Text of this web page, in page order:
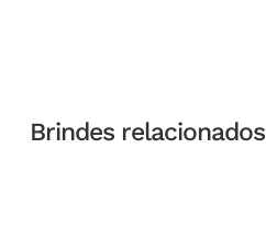
Brindes relacionados